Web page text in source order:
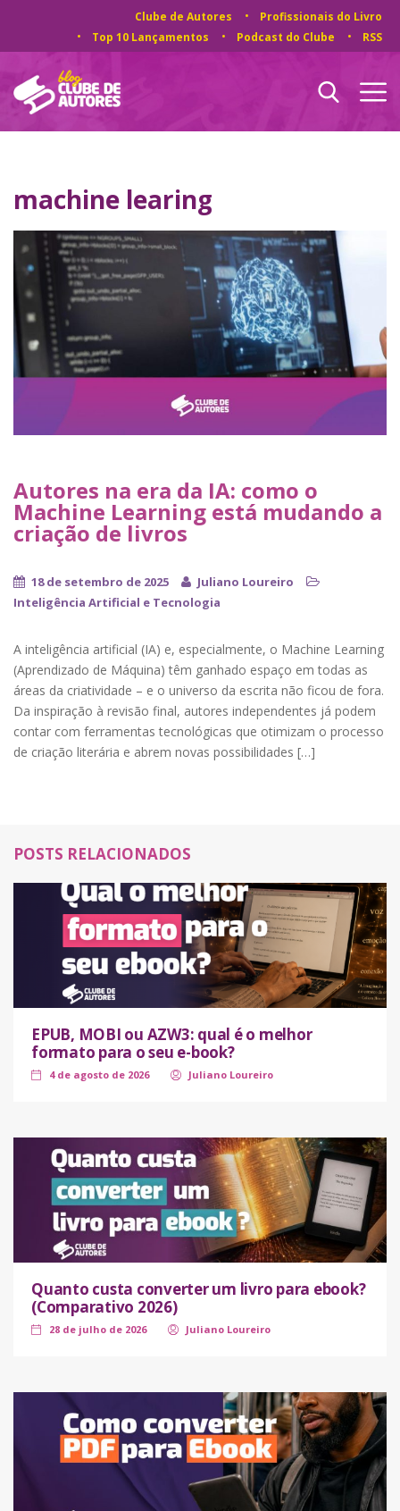
Clube de Autores
Profissionais do Livro
Top 10 Lançamentos
Podcast do Clube RSS
machine learing
Autores na era da IA: como o
Machine Learning está mudando a
criação de livros
18 de setembro de 2025
Juliano Loureiro
Inteligência Artificial e Tecnologia
A inteligência artificial (IA) e, especialmente, o Machine Learning
(Aprendizado de Máquina) têm ganhado espaço em todas as
áreas da criatividade – e o universo da escrita não ficou de fora.
Da inspiração à revisão final, autores independentes já podem
contar com ferramentas tecnológicas que otimizam o processo
de criação literária e abrem novas possibilidades […]
POSTS RELACIONADOS
EPUB, MOBI ou AZW3: qual é o melhor
formato para o seu e-book?
4 de agosto de 2026 Juliano Loureiro
Quanto custa converter um livro para ebook?
(Comparativo 2026)
28 de julho de 2026 Juliano Loureiro